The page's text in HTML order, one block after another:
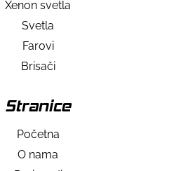
Xenon svetla
Svetla
Farovi
Brisači
Stranice
Početna
O nama